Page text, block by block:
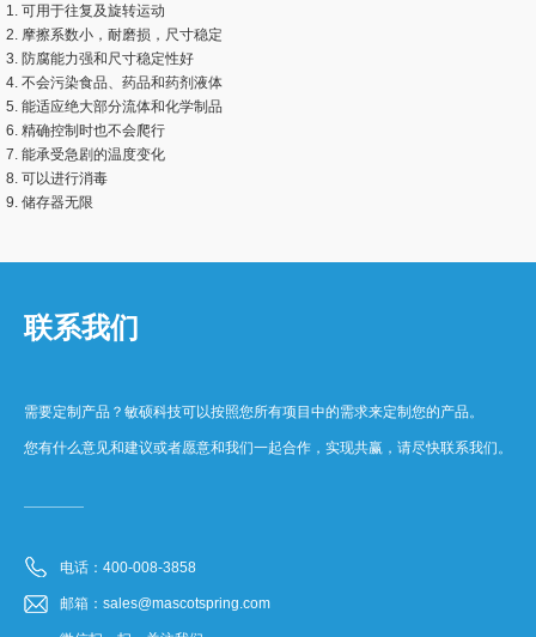
1. 可用于往复及旋转运动
2. 摩擦系数小，耐磨损，尺寸稳定
3. 防腐能力强和尺寸稳定性好
4. 不会污染食品、药品和药剂液体
5. 能适应绝大部分流体和化学制品
6. 精确控制时也不会爬行
7. 能承受急剧的温度变化
8. 可以进行消毒
9. 储存器无限
联系我们
需要定制产品？敏硕科技可以按照您所有项目中的需求来定制您的产品。
您有什么意见和建议或者愿意和我们一起合作，实现共赢，请尽快联系我们。
电话：400-008-3858
邮箱：sales@mascotspring.com